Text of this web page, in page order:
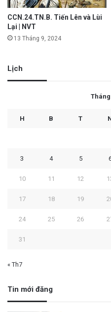
CCN.24.TN.B. Tiến Lên và Lùi
Lại | NVT
13 Tháng 9, 2024
Lịch
Tháng
H B T
3 4 5
10 11 12
17 18 19
24 25 26
31
« Th7
Tin mới đăng